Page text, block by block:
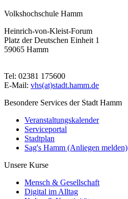
Volkshochschule Hamm
Heinrich-von-Kleist-Forum
Platz der Deutschen Einheit 1
59065 Hamm
Tel: 02381 175600
E-Mail: vhs(at)stadt.hamm.de
Besondere Services der Stadt Hamm
Veranstaltungskalender
Serviceportal
Stadtplan
Sag's Hamm (Anliegen melden)
Unsere Kurse
Mensch & Gesellschaft
Digital im Alltag